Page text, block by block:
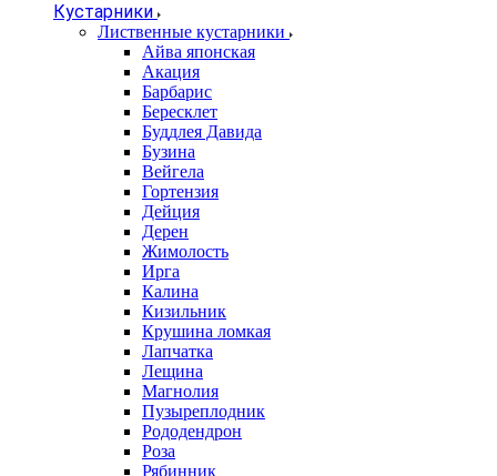
Кустарники
Лиственные кустарники
Айва японская
Акация
Барбарис
Бересклет
Буддлея Давида
Бузина
Вейгела
Гортензия
Дейция
Дерен
Жимолость
Ирга
Калина
Кизильник
Крушина ломкая
Лапчатка
Лещина
Магнолия
Пузыреплодник
Рододендрон
Роза
Рябинник